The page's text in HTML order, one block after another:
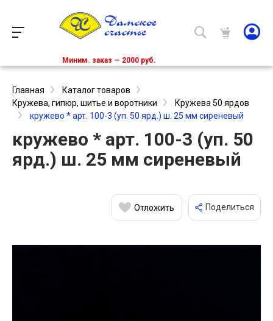
Миним. заказ — 2000 руб.
Главная
Каталог товаров
Кружева, гипюр, шитье и воротники
Кружева 50 ярдов
кружево * арт. 100-3 (уп. 50 ярд.) ш. 25 мм сиреневый
кружево * арт. 100-3 (уп. 50
ярд.) ш. 25 мм сиреневый
Отложить Поделиться